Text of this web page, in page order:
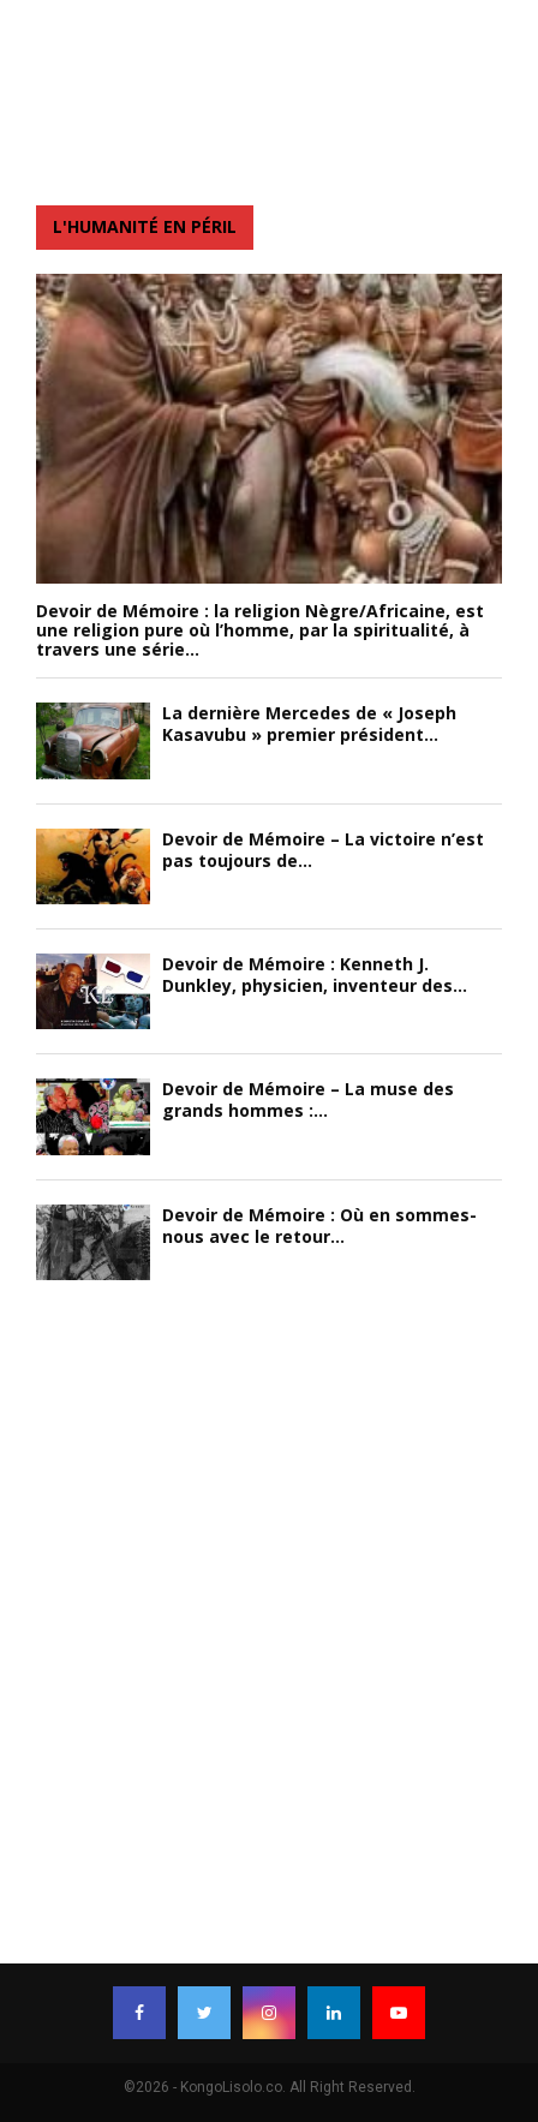
L'HUMANITÉ EN PÉRIL
Devoir de Mémoire : la religion Nègre/Africaine, est
une religion pure où l’homme, par la spiritualité, à
travers une série...
La dernière Mercedes de « Joseph
Kasavubu » premier président...
Devoir de Mémoire – La victoire n’est
pas toujours de...
Devoir de Mémoire : Kenneth J.
Dunkley, physicien, inventeur des...
Devoir de Mémoire – La muse des
grands hommes :...
Devoir de Mémoire : Où en sommes-
nous avec le retour...
©2026 - KongoLisolo.co. All Right Reserved.